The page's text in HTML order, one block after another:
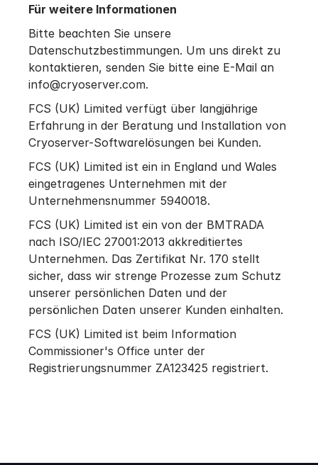
Für weitere Informationen
Bitte beachten Sie unsere
Datenschutzbestimmungen. Um uns direkt zu
kontaktieren, senden Sie bitte eine E-Mail an
info@cryoserver.com.
FCS (UK) Limited verfügt über langjährige
Erfahrung in der Beratung und Installation von
Cryoserver-Softwarelösungen bei Kunden.
FCS (UK) Limited ist ein in England und Wales
eingetragenes Unternehmen mit der
Unternehmensnummer 5940018.
FCS (UK) Limited ist ein von der BMTRADA
nach ISO/IEC 27001:2013 akkreditiertes
Unternehmen. Das Zertifikat Nr. 170 stellt
sicher, dass wir strenge Prozesse zum Schutz
unserer persönlichen Daten und der
persönlichen Daten unserer Kunden einhalten.
FCS (UK) Limited ist beim Information
Commissioner's Office unter der
Registrierungsnummer ZA123425 registriert.